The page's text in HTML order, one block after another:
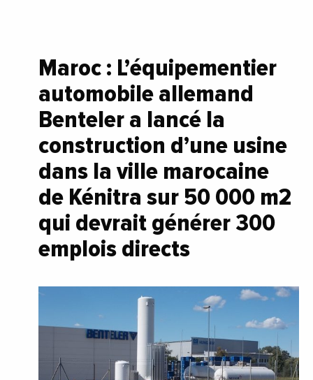
Maroc : L’équipementier
automobile allemand
Benteler a lancé la
construction d’une usine
dans la ville marocaine
de Kénitra sur 50 000 m2
qui devrait générer 300
emplois directs